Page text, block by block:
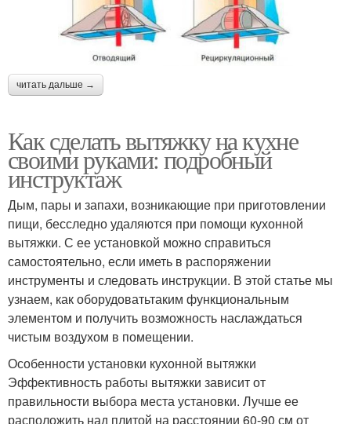
читать дальше →
Как сделать вытяжку на кухне
своими руками: подробный
инструктаж
Дым, пары и запахи, возникающие при приготовлении
пищи, бесследно удаляются при помощи кухонной
вытяжки. С ее установкой можно справиться
самостоятельно, если иметь в распоряжении
инструменты и следовать инструкции. В этой статье мы
узнаем, как оборудоватьтаким функциональным
элементом и получить возможность наслаждаться
чистым воздухом в помещении.
Особенности установки кухонной вытяжки
Эффективность работы вытяжки зависит от
правильности выбора места установки. Лучше ее
расположить над плитой на расстоянии 60-90 см от